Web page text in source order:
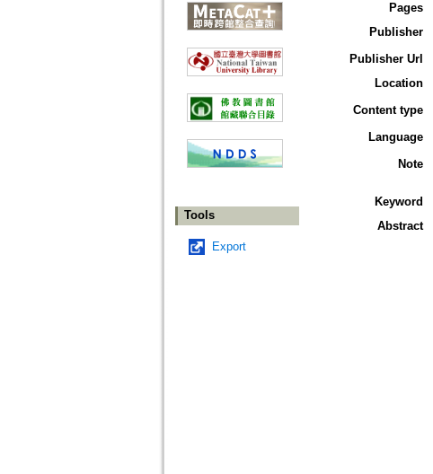
Tools
Export
Pages
Publisher
Publisher Url
Location
Content type
Language
Note
Keyword
Abstract